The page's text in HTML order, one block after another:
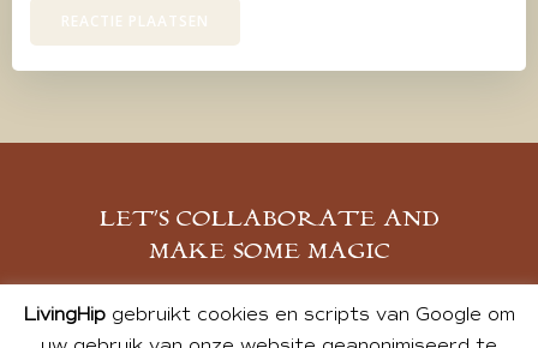
LET’S COLLABORATE AND
MAKE SOME MAGIC
MELD JE AAN
LivingHipgebruikt cookies en scripts van Google om